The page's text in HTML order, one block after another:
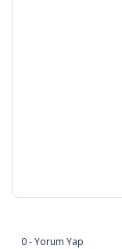
0 - Yorum Yap